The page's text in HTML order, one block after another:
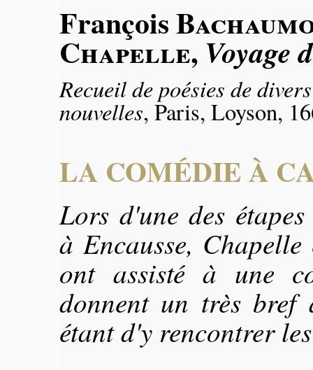
François
Chapelle, Voyage
Recueil de poésies de
nouvelles, Paris, Loyson,
LA COMÉDIE À
Lors d'une des
à Encausse,
ont assisté à une
donnent un très bref
étant d'y rencontrer